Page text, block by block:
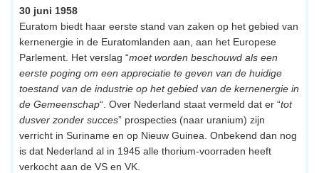
30 juni 1958
Euratom biedt haar eerste stand van zaken op het gebied van
kernenergie in de Euratomlanden aan, aan het Europese
Parlement. Het verslag “moet worden beschouwd als een
eerste poging om een appreciatie te geven van de huidige
toestand van de industrie op het gebied van de kernenergie in
de Gemeenschap“. Over Nederland staat vermeld dat er “tot
dusver zonder succes” prospecties (naar uranium) zijn
verricht in Suriname en op Nieuw Guinea. Onbekend dan nog
is dat Nederland al in 1945 alle thorium-voorraden heeft
verkocht aan de VS en VK.